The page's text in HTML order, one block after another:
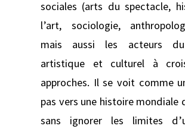
sociales (arts du spectacle,
l’art, sociologie,
mais aussi les acteurs
artistique et culturel à
approches. Il se voit comme
pas vers une histoire mondiale
sans ignorer les limites